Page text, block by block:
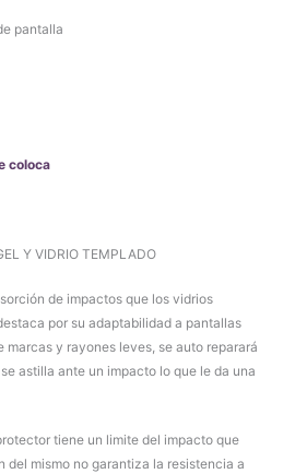
pantalla
coloca
Y VIDRIO TEMPLADO
de impactos que los vidrios
por su adaptabilidad a pantallas
y rayones leves, se auto reparará
astilla ante un impacto lo que le da una
tiene un limite del impacto que
del mismo no garantiza la resistencia a